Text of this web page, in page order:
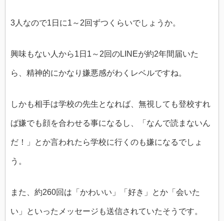
3人なので1日に1～2回ずつくらいでしょうか。
興味もない人から1日1～2回のLINEが約2年間届いた
ら、精神的にかなり嫌悪感がわくレベルですね。
しかも相手は学校の先生となれば、無視しても登校すれ
ば嫌でも顔を合わせる事になるし、「なんで読まないん
だ！」とか言われたら学校に行くのも嫌になるでしょ
う。
また、約260回は「かわいい」「好き」とか「会いた
い」といったメッセージも送信されていたそうです。